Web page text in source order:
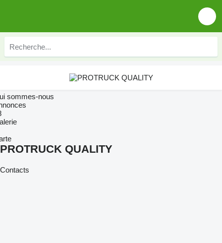
sommes-nous
PROTRUCK QUALITY
Contacts